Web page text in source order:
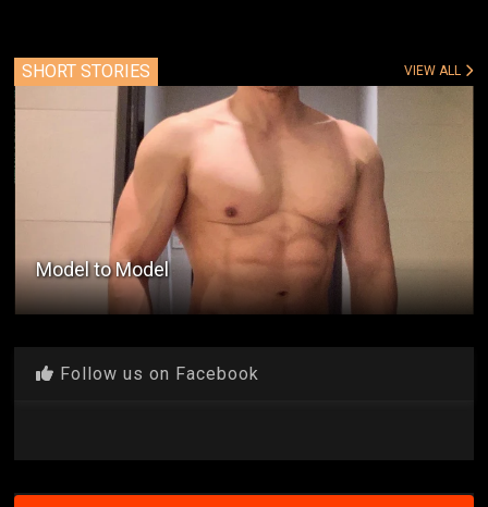
SHORT STORIES VIEW ALL
Larong Nauwi sa Threesome
Follow us on Facebook